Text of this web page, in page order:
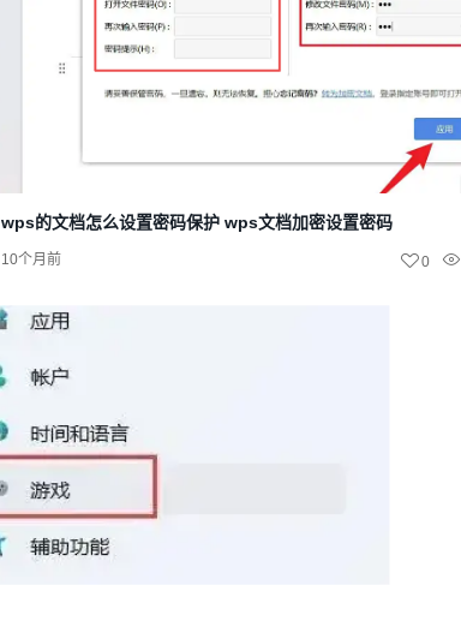
wps的文档怎么设置密码保护 wps文档加密设置密码
10个月前 0